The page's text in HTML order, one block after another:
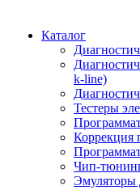
Каталог
k-line)
Тестеры
Коррекция
Чип-
Эмуляторы